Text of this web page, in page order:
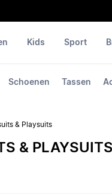
Schoenen Tassen
Kids Sport
& Playsuits
&